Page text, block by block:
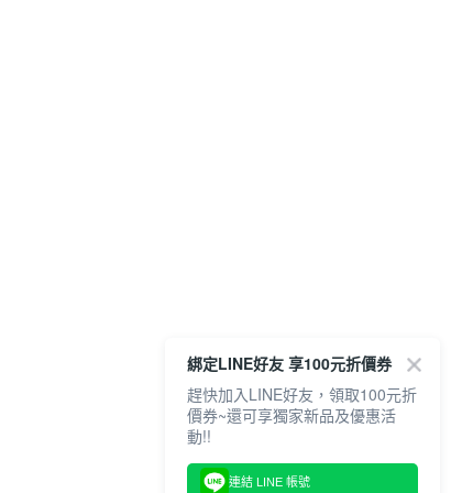
綁定LINE好友 享100元折價券
趕快加入LINE好友，領取100元折
價券~還可享獨家新品及優惠活
動!!
連結 LINE 帳號